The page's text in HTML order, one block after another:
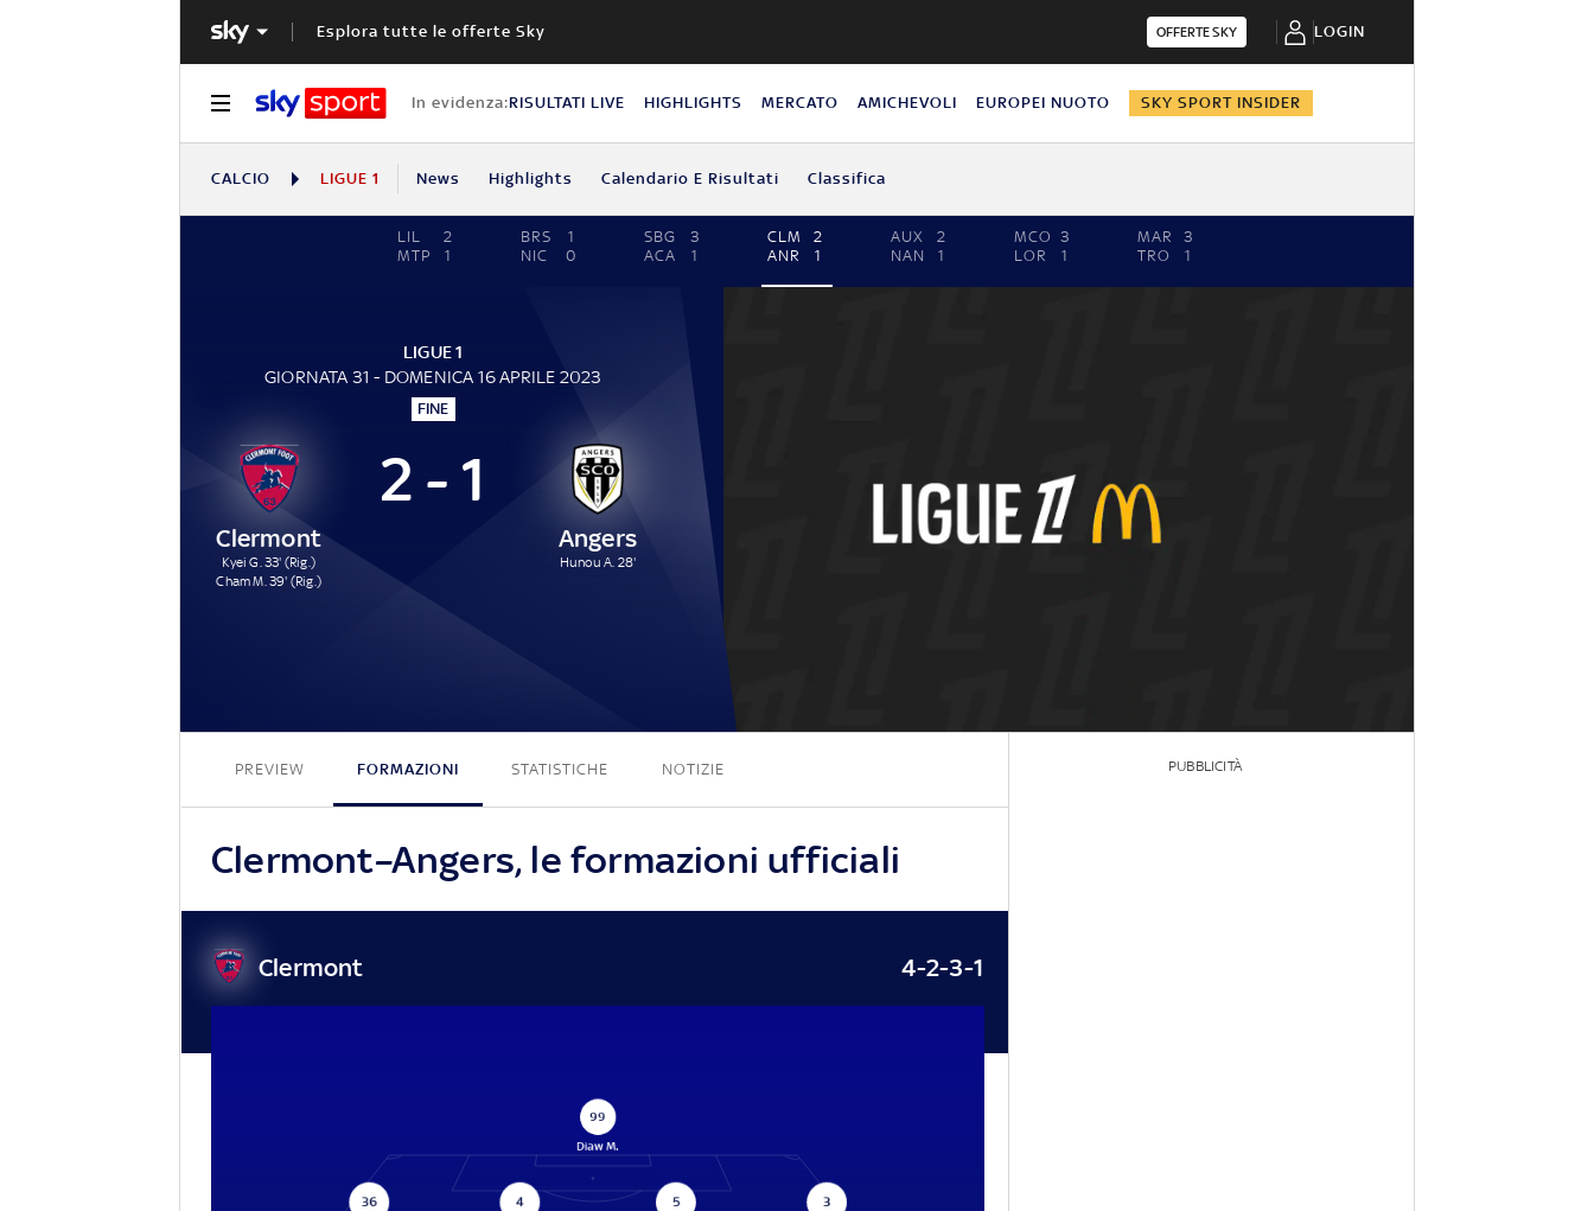
Esplora tutte le offerte Sky OFFERTE SKY LOGIN
In evidenza:RISULTATI LIVE HIGHLIGHTS MERCATO AMICHEVOLI EUROPEI NUOTO SKY SPORT INSIDER
CALCIO LIGUE 1 News Highlights Calendario E Risultati Classifica
LIL
2
MTP
1
BRS
1
NIC
0
SBG
3
ACA
1
CLM
2
ANR
1
AUX
2
NAN
1
MCO 3
LOR
1
MAR
3
TRO
1
LIGUE 1
GIORNATA 31 - DOMENICA 16 APRILE 2023
FINE
Clermont
Kyei G. 33' (Rig.)
Cham M. 39' (Rig.)
2 - 1
Angers
Hunou A. 28'
PREVIEW FORMAZIONI STATISTICHE NOTIZIE
Clermont–Angers, le formazioni ufficiali
Clermont 4-2-3-1
99
Diaw M.
36 4 5 3
PUBBLICITÀ